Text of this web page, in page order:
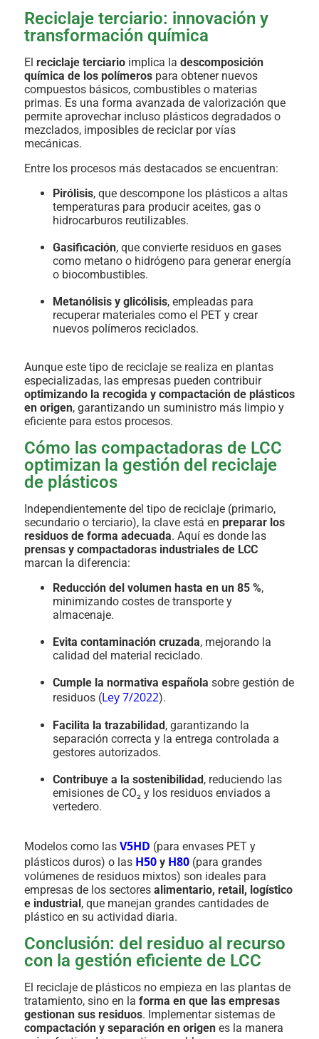
Reciclaje terciario: innovación y
transformación química
El reciclaje terciario implica la descomposición
química de los polímeros para obtener nuevos
compuestos básicos, combustibles o materias
primas. Es una forma avanzada de valorización que
permite aprovechar incluso plásticos degradados o
mezclados, imposibles de reciclar por vías
mecánicas.
Entre los procesos más destacados se encuentran:
Pirólisis, que descompone los plásticos a altas
temperaturas para producir aceites, gas o
hidrocarburos reutilizables.
Gasificación, que convierte residuos en gases
como metano o hidrógeno para generar energía
o biocombustibles.
Metanólisis y glicólisis, empleadas para
recuperar materiales como el PET y crear
nuevos polímeros reciclados.
Aunque este tipo de reciclaje se realiza en plantas
especializadas, las empresas pueden contribuir
optimizando la recogida y compactación de plásticos
en origen, garantizando un suministro más limpio y
eficiente para estos procesos.
Cómo las compactadoras de LCC
optimizan la gestión del reciclaje
de plásticos
Independientemente del tipo de reciclaje (primario,
secundario o terciario), la clave está en preparar los
residuos de forma adecuada. Aquí es donde las
prensas y compactadoras industriales de LCC
marcan la diferencia:
Reducción del volumen hasta en un 85 %,
minimizando costes de transporte y
almacenaje.
Evita contaminación cruzada, mejorando la
calidad del material reciclado.
Cumple la normativa española sobre gestión de
residuos (Ley 7/2022).
Facilita la trazabilidad , garantizando la
separación correcta y la entrega controlada a
gestores autorizados.
Contribuye a la sostenibilidad , reduciendo las
emisiones de CO₂ y los residuos enviados a
vertedero.
Modelos como las V5HD (para envases PET y
plásticos duros) o las H50 y H80 (para grandes
volúmenes de residuos mixtos) son ideales para
empresas de los sectores alimentario, retail, logístico
e industrial , que manejan grandes cantidades de
plástico en su actividad diaria.
Conclusión: del residuo al recurso
con la gestión eficiente de LCC
El reciclaje de plásticos no empieza en las plantas de
tratamiento, sino en la forma en que las empresas
gestionan sus residuos. Implementar sistemas de
compactación y separación en origen es la manera